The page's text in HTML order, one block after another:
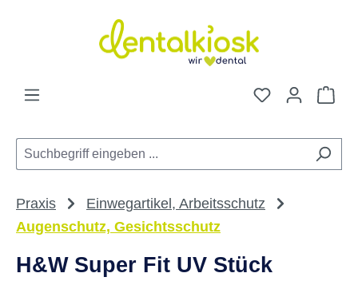
Zum Hauptinhalt springen
Du hast 0
Praxis
Einwegartikel, Arbeitsschutz
Augenschutz, Gesichtsschutz
H&W Super Fit UV Stück